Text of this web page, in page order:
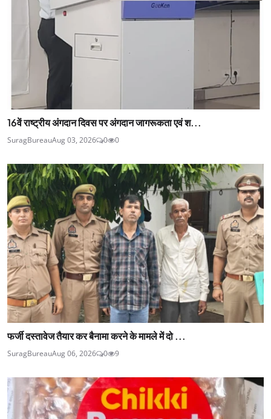
16वें राष्ट्रीय अंगदान दिवस पर अंगदान जागरूकता एवं श...
SuragBureauAug 03, 2026 0 0
फर्जी दस्तावेज तैयार कर बैनामा करने के मामले में दो ...
SuragBureauAug 06, 2026 0 9